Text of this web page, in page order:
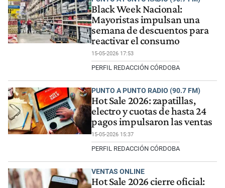
Black Week Nacional:
Mayoristas impulsan una
semana de descuentos para
reactivar el consumo
15-05-2026 17:53
PERFIL REDACCIÓN CÓRDOBA
PUNTO A PUNTO RADIO (90.7 FM)
Hot Sale 2026: zapatillas,
electro y cuotas de hasta 24
pagos impulsaron las ventas
15-05-2026 15:37
PERFIL REDACCIÓN CÓRDOBA
VENTAS ONLINE
Hot Sale 2026 cierre oficial: